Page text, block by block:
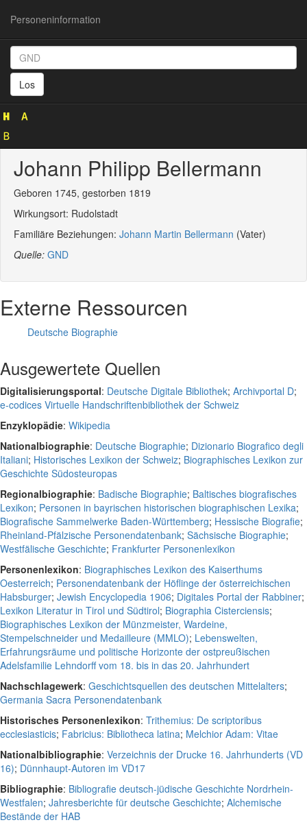
Personeninformation
Los
Personeninformation
138713316)
Johann Philipp Bellermann
Geboren 1745, gestorben 1819
Wirkungsort: Rudolstadt
Familiäre Beziehungen: Johann Martin Bellermann (Vater)
Quelle: GND
Externe Ressourcen
Deutsche Biographie
Ausgewertete Quellen
Digitalisierungsportal: Deutsche Digitale Bibliothek; Archivportal D;
e-codices Virtuelle Handschriftenbibliothek der Schweiz
Enzyklopädie: Wikipedia
Nationalbiographie: Deutsche Biographie; Dizionario Biografico degli
Italiani; Historisches Lexikon der Schweiz; Biographisches Lexikon zur
Geschichte Südosteuropas
Regionalbiographie: Badische Biographie; Baltisches biografisches
Lexikon; Personen in bayrischen historischen biographischen Lexika;
Biografische Sammelwerke Baden-Württemberg; Hessische Biografie;
Rheinland-Pfälzische Personendatenbank; Sächsische Biographie;
Westfälische Geschichte; Frankfurter Personenlexikon
Personenlexikon: Biographisches Lexikon des Kaiserthums
Oesterreich; Personendatenbank der Höflinge der österreichischen
Habsburger; Jewish Encyclopedia 1906; Digitales Portal der Rabbiner;
Lexikon Literatur in Tirol und Südtirol; Biographia Cisterciensis;
Biographisches Lexikon der Münzmeister, Wardeine,
Stempelschneider und Medailleure (MMLO); Lebenswelten,
Erfahrungsräume und politische Horizonte der ostpreußischen
Adelsfamilie Lehndorff vom 18. bis in das 20. Jahrhundert
Nachschlagewerk: Geschichtsquellen des deutschen Mittelalters;
Germania Sacra Personendatenbank
Historisches Personenlexikon: Trithemius: De scriptoribus
ecclesiasticis; Fabricius: Bibliotheca latina; Melchior Adam: Vitae
Nationalbibliographie: Verzeichnis der Drucke 16. Jahrhunderts (VD
16); Dünnhaupt-Autoren im VD17
Bibliographie: Bibliografie deutsch-jüdische Geschichte Nordrhein-
Westfalen; Jahresberichte für deutsche Geschichte; Alchemische
Bestände der HAB